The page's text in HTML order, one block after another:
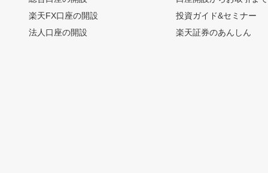
楽天FX口座の開設
法人口座の開設
投資ガイド&セミナー
楽天証券のあんしん